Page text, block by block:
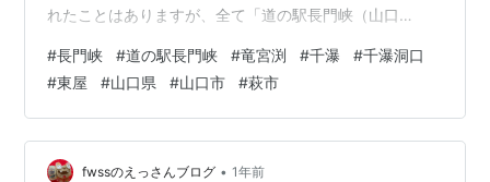
れたことはありますが、全て「道の駅長門峡（山口
りません。総距離が約5.55Ｋｍもあり、駐車場まで帰っ
てくれば、11Ｋｍ以上歩くことになるからです。 これま
で行ったことのない「竜宮渕（萩市）」側から、歩いて
パチリした写真を（12）回ほど、アップしてきました。
歩き始めた「竜宮渕（萩市側）」からは、3.0Km地点の
#長門峡 #道の駅長門峡 #竜宮渕 #千瀑 #千瀑洞口
#東屋 #山口県 #山口市 #萩市
fwssのえっさんブログ • 1年前